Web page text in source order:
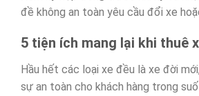
đề không an toàn yêu cầu đổi xe
5 tiện ích mang lại khi thuê
Hầu hết các loại xe đều là xe đời
sự an toàn cho khách hàng trong